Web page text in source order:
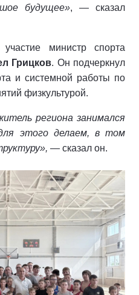
будущее», — сказал
министр спорта
Грицков. Он подчеркнул
и системной работы по
физкультурой.
региона занимался
этого делаем, в том
— сказал он.